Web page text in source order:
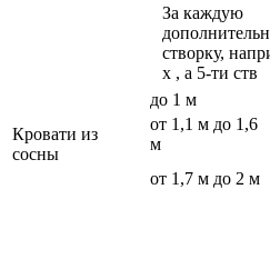
За каждую
створку,
х , а 5-ти ств
Кровати из
сосны
до 1 м
от 1,1 м до 1,6
м
от 1,7 м до 2 м